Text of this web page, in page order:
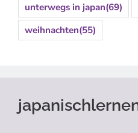
unterwegs in japan(69)
weihnachten(55)